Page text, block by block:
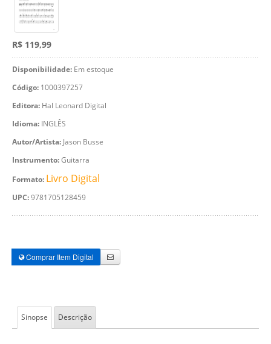
R$ 119,99
Disponibilidade: Em estoque
Código: 1000397257
Editora: Hal Leonard Digital
Idioma: INGLÊS
Autor/Artista: Jason Busse
Instrumento:Guitarra
Formato: Livro Digital
UPC:9781705128459
Comprar Item Digital
Sinopse Descrição